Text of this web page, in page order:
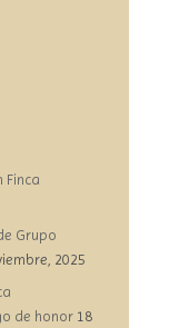
Finca
Grupo
2025
de honor 18